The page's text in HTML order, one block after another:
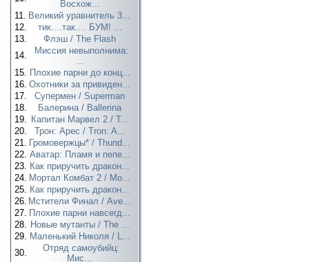
Восхож...
11. Великий уравнитель 3...
12.
тик....так.... БУМ! ...
13.
Флэш / The Flash
14.
Миссия невыполнима:
...
15. Плохие парни до конц...
16. Охотники за привиден...
17.
Супермен / Superman
18.
Балерина / Ballerina
19. Капитан Марвел 2 / T...
20.
Трон: Арес / Tron: A...
21. Громовержцы* / Thund...
22. Аватар: Пламя и пепе...
23. Как приручить дракон...
24. Мортал Комбат 2 / Mo...
25. Как приручить дракон...
26. Мстители Финал / Ave...
27. Плохие парни навсегд...
28. Новые мутанты / The ...
29. Маленький Николя / L...
30.
Отряд самоубийц:
Мис...